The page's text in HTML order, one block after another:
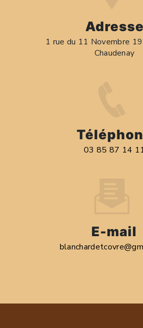
Adresse
1 rue du 11 Novembre
Chaudenay
03 85 87 14
E-mail